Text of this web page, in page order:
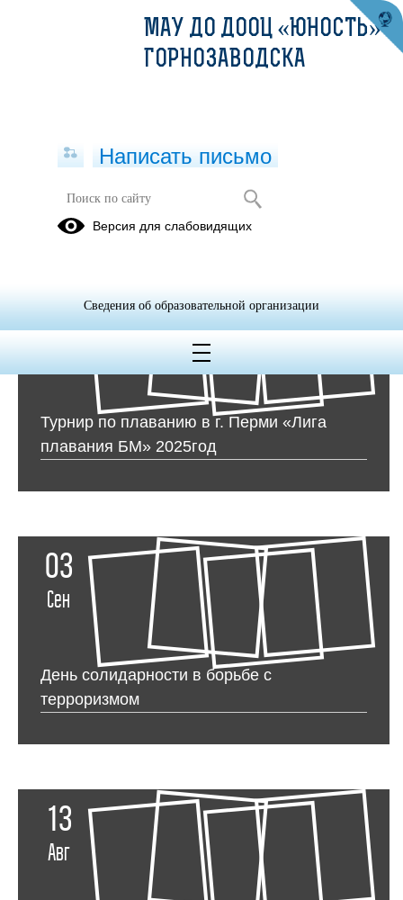
Фотоальбомы
06
Окт
Турнир по плаванию в г. Перми «Лига
плавания БМ» 2025год
03
Сен
День солидарности в борьбе с
терроризмом
13
Авг
МАУ ДО ДООЦ «ЮНОСТЬ» Г.
ГОРНОЗАВОДСКА
Написать письмо
Версия для слабовидящих
Сведения об образовательной организации